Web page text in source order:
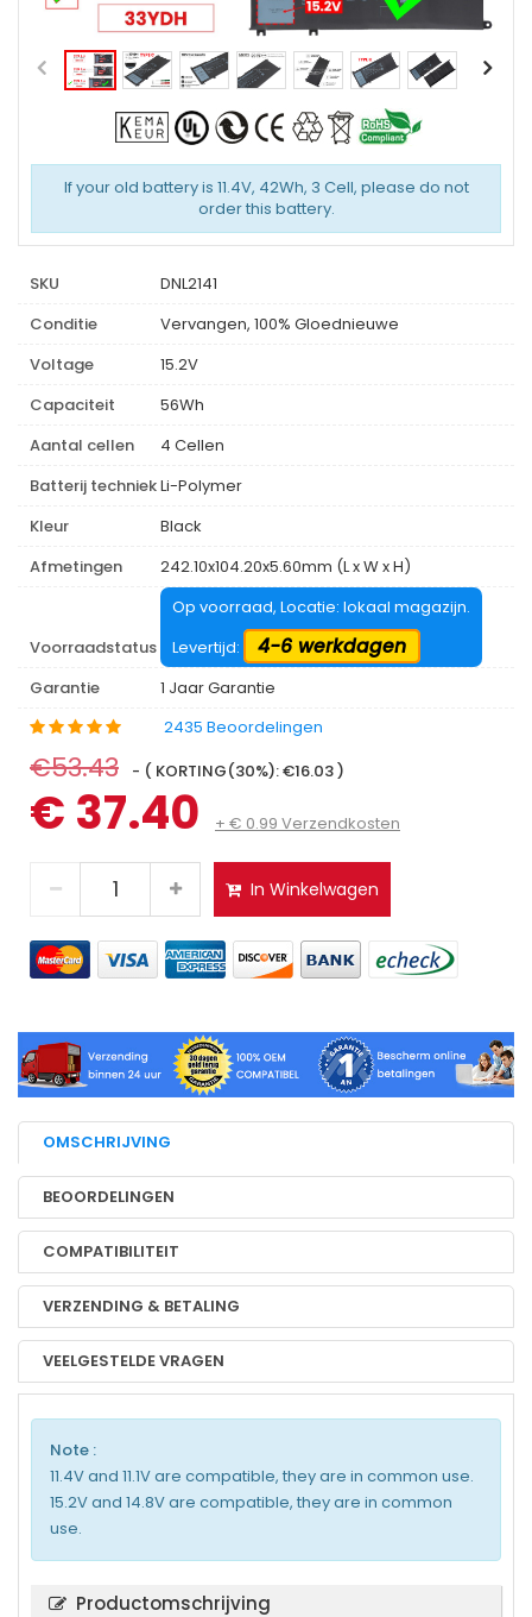
If your old battery is 11.4V, 42Wh, 3 Cell, please do not
order this battery.
SKU
DNL2141
Conditie
Vervangen, 100% Gloednieuwe
Voltage
15.2V
Capaciteit
56Wh
Aantal cellen
4 Cellen
Batterij techniekLi-Polymer
Kleur
Black
Afmetingen
242.10x104.20x5.60mm (L x W x H)
Voorraadstatus
Op voorraad, Locatie: lokaal magazijn.
Levertijd:
4-6 werkdagen
Garantie
1 Jaar Garantie
2435 Beoordelingen
€53.43 - ( KORTING(30%): €16.03 )
€ 37.40 + € 0.99 Verzendkosten
In Winkelwagen
OMSCHRIJVING
BEOORDELINGEN
COMPATIBILITEIT
VERZENDING & BETALING
VEELGESTELDE VRAGEN
Note :
11.4V and 11.1V are compatible, they are in common use.
15.2V and 14.8V are compatible, they are in common
use.
Productomschrijving